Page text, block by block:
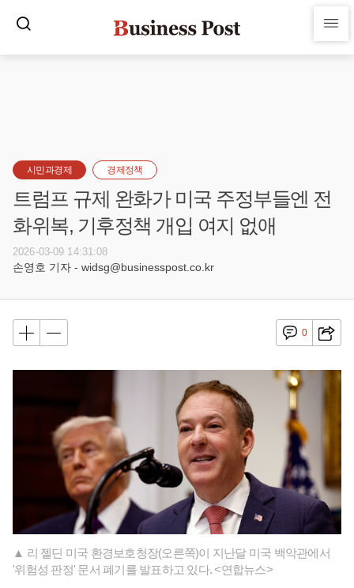
시민과경제 경제정책
트럼프 규제 완화가 미국 주정부들엔 전
화위복, 기후정책 개입 여지 없애
2026-03-09 14:31:08
손영호 기자 - widsg@businesspost.co.kr
0
▲ 리 젤딘 미국 환경보호청장(오른쪽)이 지난달 미국 백악관에서
'위험성 판정' 문서 폐기를 발표하고 있다. <연합뉴스>